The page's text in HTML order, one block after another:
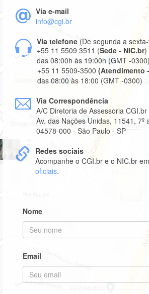
Via e-mail
info@cgi.br
Via telefone (De segunda a
+55 11 5509 3511 (Sede - NIC.br)
das 08:00h às 19:00h (GMT -0300)
+55 11 5509-3500 (Atendimento
das 08:00 às 18:00 (GMT -0300)
Via Correspondência
A/C Diretoria de Assessoria CGI.br
Av. das Nações Unidas, 11541, 7º
04578-000 - São Paulo - SP
Redes sociais
Acompanhe o CGI.br e o NIC.br
oficiais.
Informe
seu
nome
no
Nome
Informe
seu
mail
Email